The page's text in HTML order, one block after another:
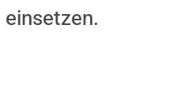
einsetzen.